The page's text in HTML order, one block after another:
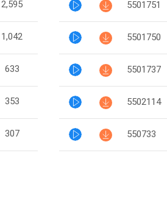
2,595
1,042
633
353
307
5501751
5501750
5501737
5502114
550733